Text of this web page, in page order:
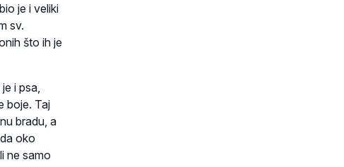
je i veliki
sv.
što ih je
i psa,
boje. Taj
bradu, a
oko
ne samo